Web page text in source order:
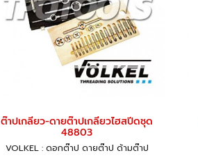
ต๊าปเกลียว-ดายต๊าปเกลียวไฮสปีดชุด
48803
VOLKEL : ดอกต๊าป ดายต๊าป ด้ามต๊าป